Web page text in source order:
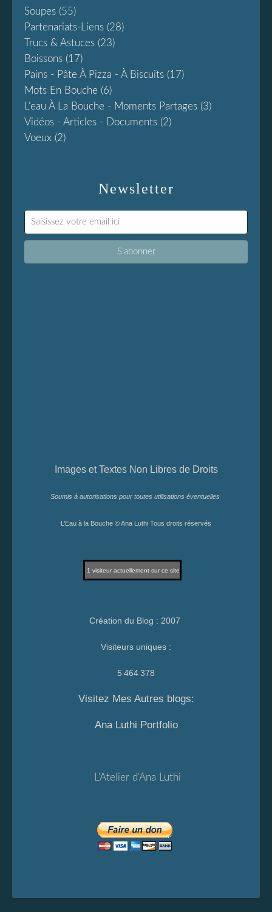
Newsletter
Soupes (55)
Partenariats-Liens (28)
Trucs & Astuces (23)
Boissons (17)
Pains - Pâte À Pizza - À Biscuits (17)
Mots En Bouche (6)
L'eau À La Bouche - Moments Partages (3)
Vidéos - Articles - Documents (2)
Voeux (2)
Images et Textes Non Libres de Droits
Soumis à autorisations pour toutes utilisations éventuelles
L’Eau à la Bouche © Ana Luthi Tous droits réservés
1 visiteur actuellement sur ce site
Création du Blog : 2007
Visiteurs uniques :
5 464 378
Visitez Mes Autres blogs:
Ana Luthi Portfolio
L'Atelier d'Ana Luthi